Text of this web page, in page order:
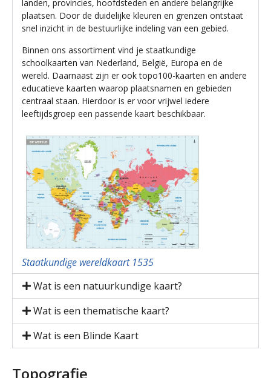
landen, provincies, hoofdsteden en andere belangrijke
plaatsen. Door de duidelijke kleuren en grenzen ontstaat
snel inzicht in de bestuurlijke indeling van een gebied.
Binnen ons assortiment vind je staatkundige
schoolkaarten van Nederland, België, Europa en de
wereld. Daarnaast zijn er ook topo100-kaarten en andere
educatieve kaarten waarop plaatsnamen en gebieden
centraal staan. Hierdoor is er voor vrijwel iedere
leeftijdsgroep een passende kaart beschikbaar.
Staatkundige wereldkaart 1535
Wat is een natuurkundige kaart?
Wat is een thematische kaart?
Wat is een Blinde Kaart
Topografie